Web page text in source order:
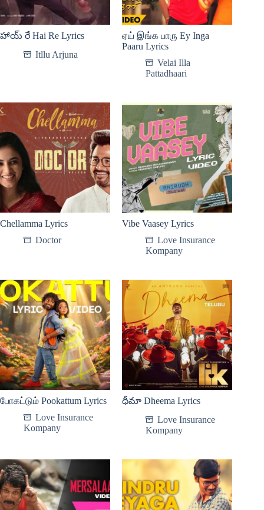
హాయ్ రే Hai Re Lyrics
Itllu Arjuna
ஏய் இங்க பாரு Ey Inga
Paaru Lyrics
Velai Illa
Pattadhaari
Chellamma Lyrics
Doctor
Vibe Vaasey Lyrics
Love Insurance
Kompany
போகட்டும் Pookattum Lyrics
Love Insurance
Kompany
ధీమా Dheema Lyrics
Love Insurance
Kompany